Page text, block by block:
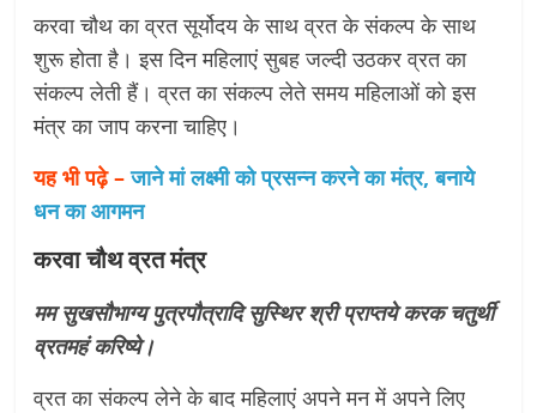
करवा चौथ का व्रत सूर्योदय के साथ व्रत के संकल्प के साथ
शुरू होता है। इस दिन महिलाएं सुबह जल्दी उठकर व्रत का
संकल्प लेती हैं। व्रत का संकल्प लेते समय महिलाओं को इस
मंत्र का जाप करना चाहिए।
यह भी पढ़े – जाने मां लक्ष्मी को प्रसन्न करने का मंत्र, बनाये
धन का आगमन
करवा चौथ व्रत मंत्र
मम सुखसौभाग्य पुत्रपौत्रादि सुस्थिर श्री प्राप्तये करक चतुर्थी
व्रतमहं करिष्ये।
व्रत का संकल्प लेने के बाद महिलाएं अपने मन में अपने लिए